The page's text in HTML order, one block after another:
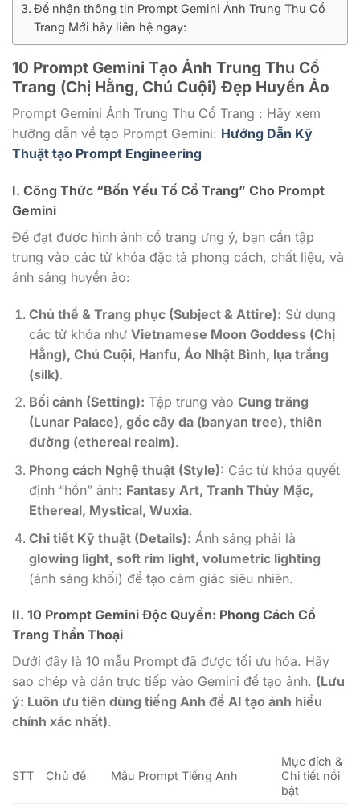
Để nhận thông tin Prompt Gemini Ảnh Trung Thu Cổ
Trang Mới hãy liên hệ ngay:
10 Prompt Gemini Tạo Ảnh Trung Thu Cổ
Trang (Chị Hằng, Chú Cuội) Đẹp Huyền Ảo
Prompt Gemini Ảnh Trung Thu Cổ Trang : Hãy xem
hưỡng dẫn về tạo Prompt Gemini: Hướng Dẫn Kỹ
Thuật tạo Prompt Engineering
I. Công Thức “Bốn Yếu Tố Cổ Trang” Cho Prompt
Gemini
Để đạt được hình ảnh cổ trang ưng ý, bạn cần tập
trung vào các từ khóa đặc tả phong cách, chất liệu, và
ánh sáng huyền ảo:
Chủ thể & Trang phục (Subject & Attire): Sử dụng
các từ khóa như Vietnamese Moon Goddess (Chị
Hằng), Chú Cuội, Hanfu, Áo Nhật Bình, lụa trắng
(silk).
Bối cảnh (Setting): Tập trung vào Cung trăng
(Lunar Palace), gốc cây đa (banyan tree), thiên
đường (ethereal realm).
Phong cách Nghệ thuật (Style): Các từ khóa quyết
định “hồn” ảnh: Fantasy Art, Tranh Thủy Mặc,
Ethereal, Mystical, Wuxia.
Chi tiết Kỹ thuật (Details): Ánh sáng phải là
glowing light, soft rim light, volumetric lighting
(ánh sáng khối) để tạo cảm giác siêu nhiên.
II. 10 Prompt Gemini Độc Quyền: Phong Cách Cổ
Trang Thần Thoại
Dưới đây là 10 mẫu Prompt đã được tối ưu hóa. Hãy
sao chép và dán trực tiếp vào Gemini để tạo ảnh. (Lưu
ý: Luôn ưu tiên dùng tiếng Anh để AI tạo ảnh hiểu
chính xác nhất).
STT Chủ đề Mẫu Prompt Tiếng Anh
Mục đích &
Chi tiết nổi
bật